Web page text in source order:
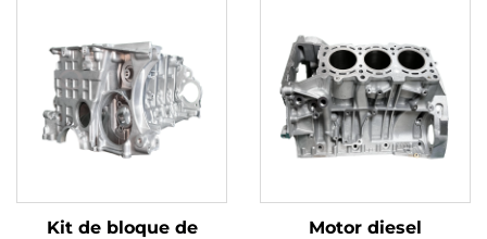
remanufacturados
para Land Rover
no conxunto de motor
automotriz Mercedes
Kit de bloque de
Motor diesel